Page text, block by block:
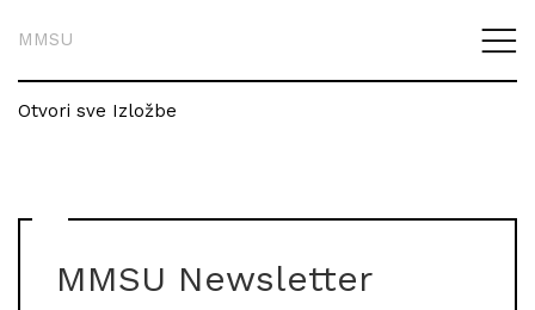
MMSU
Otvori sve Izložbe
MMSU Newsletter